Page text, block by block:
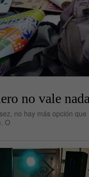
no vale nada
no hay más opción
O